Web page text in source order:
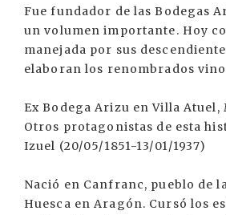
Fue fundador de las Bodegas
un volumen importante. Hoy
manejada por sus
elaboran los renombrados
Ex Bodega Arizu en Villa Atuel,
Otros protagonistas de esta
Izuel (20/05/1851-13/01/1937)
Nació en Canfranc, pueblo de
Huesca en Aragón. Cursó los